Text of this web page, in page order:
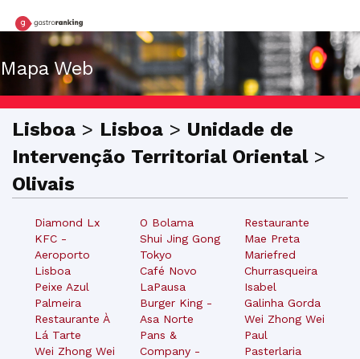
Mapa Web
Lisboa > Lisboa > Unidade de
Intervenção Territorial Oriental>
Olivais
Diamond Lx
KFC -
Aeroporto
Lisboa
Peixe Azul
Palmeira
Restaurante À
Lá Tarte
Wei Zhong Wei
O Bolama
Shui Jing Gong
Tokyo
Café Novo
LaPausa
Burger King -
Asa Norte
Pans &
Company -
Restaurante
Mae Preta
Mariefred
Churrasqueira
Isabel
Galinha Gorda
Wei Zhong Wei
Paul
Pasterlaria